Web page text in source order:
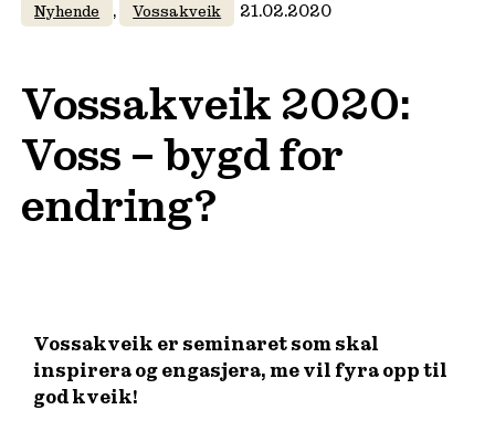
Nyhende , Vossakveik 21.02.2020
Vossakveik 2020:
Voss – bygd for
endring?
Vossakveik er seminaret som skal
inspirera og engasjera, me vil fyra opp til
god kveik!